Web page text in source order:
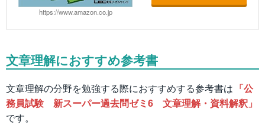
https://www.amazon.co.jp
文章理解におすすめ参考書
文章理解の分野を勉強する際におすすめする参考書は 「公
務員試験 新スーパー過去問ゼミ6 文章理解・資料解釈」
です。